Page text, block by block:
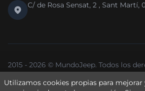
C/ de Rosa Sensat, 2 , Sant Martí,
2015 - 2026 © MundoJeep. Todos los
Nueva versión 2.0 de la web.
Política de PrivacidadPolítica de
Utilizamos cookies propias para mejorar